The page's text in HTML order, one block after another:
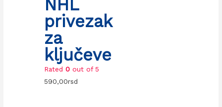
NHL
privezak
za
ključeve
Rated0 out of 5
590,00rsd